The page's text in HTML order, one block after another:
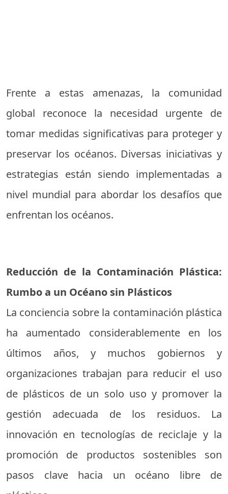
Frente a estas amenazas, la comunidad
global reconoce la necesidad urgente de
tomar medidas significativas para proteger y
preservar los océanos. Diversas iniciativas y
estrategias están siendo implementadas a
nivel mundial para abordar los desafíos que
enfrentan los océanos.
Reducción de la Contaminación Plástica:
Rumbo a un Océano sin Plásticos
La conciencia sobre la contaminación plástica
ha aumentado considerablemente en los
últimos años, y muchos gobiernos y
organizaciones trabajan para reducir el uso
de plásticos de un solo uso y promover la
gestión adecuada de los residuos. La
innovación en tecnologías de reciclaje y la
promoción de productos sostenibles son
pasos clave hacia un océano libre de